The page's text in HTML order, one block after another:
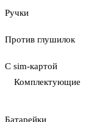
Ручки
Против глушилок
С sim-картой
Комплектующие
Батарейки